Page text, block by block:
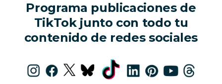
Programa publicaciones de
TikTok junto con todo tu
contenido de redes sociales